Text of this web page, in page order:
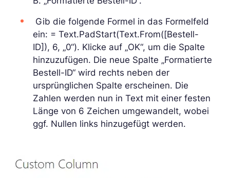
Gib die folgende Formel in das Formelfeld
ein: = Text.PadStart(Text.From([Bestell-
ID]), 6, „0“). Klicke auf „OK“, um die Spalte
hinzuzufügen. Die neue Spalte „Formatierte
Bestell-ID“ wird rechts neben der
ursprünglichen Spalte erscheinen. Die
Zahlen werden nun in Text mit einer festen
Länge von 6 Zeichen umgewandelt, wobei
ggf. Nullen links hinzugefügt werden.